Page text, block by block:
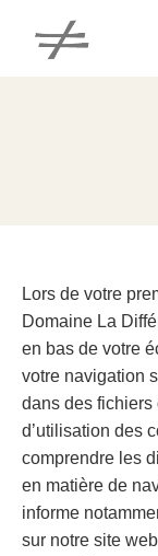
Lors de votre
Domaine La
en bas de votre
votre navigation
dans des
d’utilisation des
comprendre les
en matière de
informe
sur notre site